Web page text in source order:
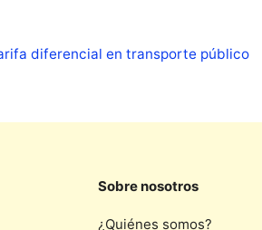
diferencial en transporte público
Sobre nosotros
¿Quiénes somos?